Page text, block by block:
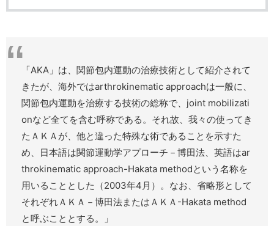
「AKA」は、関節包内運動の治療技術として紹介されて
きたが、海外ではarthrokinematic approachは一般に、
関節包内運動を治療する技術の総称で、joint mobilizati
onなど全てを含む呼称である。それ故、我々の使ってき
たＡＫＡが、他と違った特殊な術であることを示すた
め、日本語は関節運動学アプローチ－博田法、英語はar
throkinematic approach-Hakata methodという名称を
用いることとした（2003年4月）。なお、省略形として
それぞれＡＫＡ－博田法またはＡＫＡ-Hakata method
と呼ぶこととする。」